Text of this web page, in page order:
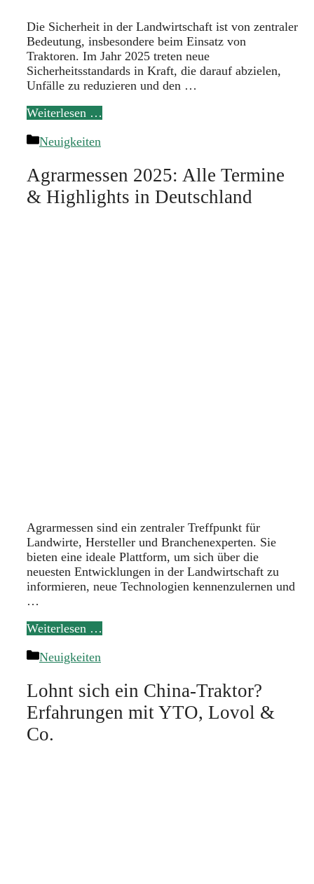
Die Sicherheit in der Landwirtschaft ist von zentraler
Bedeutung, insbesondere beim Einsatz von
Traktoren. Im Jahr 2025 treten neue
Sicherheitsstandards in Kraft, die darauf abzielen,
Unfälle zu reduzieren und den …
Weiterlesen …
Kategorien
Neuigkeiten
Agrarmessen 2025: Alle Termine
& Highlights in Deutschland
Agrarmessen sind ein zentraler Treffpunkt für
Landwirte, Hersteller und Branchenexperten. Sie
bieten eine ideale Plattform, um sich über die
neuesten Entwicklungen in der Landwirtschaft zu
informieren, neue Technologien kennenzulernen und
…
Weiterlesen …
Kategorien
Neuigkeiten
Lohnt sich ein China-Traktor?
Erfahrungen mit YTO, Lovol &
Co.